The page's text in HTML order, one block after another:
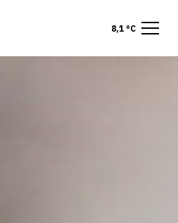
8,1 °C